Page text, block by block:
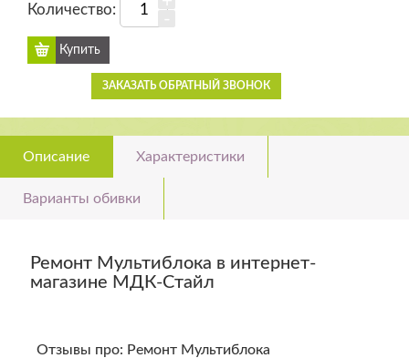
Количество:
ЗАКАЗАТЬ ОБРАТНЫЙ ЗВОНОК
Описание Характеристики
Варианты обивки
Ремонт Мультиблока в интернет-
магазине МДК-Стайл
Отзывы про: Ремонт Мультиблока